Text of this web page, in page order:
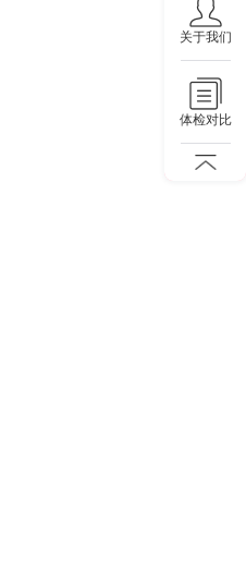
关于我们
体检对比